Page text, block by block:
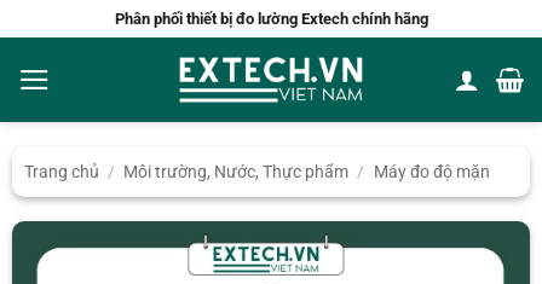
nội
dung
Phân phối thiết bị đo lường Extech chính hãng
Trang chủ / Môi trường, Nước, Thực phẩm / Máy đo độ mặn